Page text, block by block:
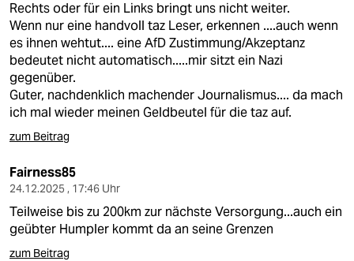
Rechts oder für ein Links bringt uns nicht weiter.
Wenn nur eine handvoll taz Leser, erkennen ....auch wenn
es ihnen wehtut.... eine AfD Zustimmung/Akzeptanz
bedeutet nicht automatisch.....mir sitzt ein Nazi
gegenüber.
Guter, nachdenklich machender Journalismus.... da mach
ich mal wieder meinen Geldbeutel für die taz auf.
zum Beitrag
Fairness85
24.12.2025 , 17:46 Uhr
Teilweise bis zu 200km zur nächste Versorgung...auch ein
geübter Humpler kommt da an seine Grenzen
zum Beitrag